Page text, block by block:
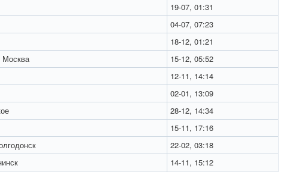
19-07, 01:31
04-07, 07:23
18-12, 01:21
Москва
15-12, 05:52
12-11, 14:14
02-01, 13:09
28-12, 14:34
15-11, 17:16
22-02, 03:18
14-11, 15:12